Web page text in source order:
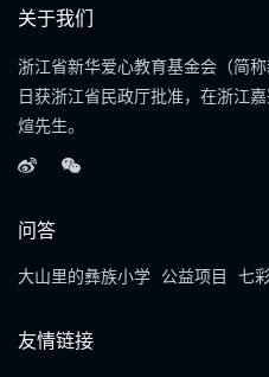
关于我们
浙江省新华爱心教育基金会（简
日获浙江省民政厅批准，在浙江
煊先生。
问答
大山里的彝族小学 公益项目 七
友情链接